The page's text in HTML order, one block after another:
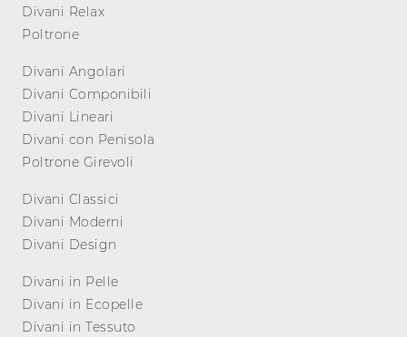
Divani Relax
Poltrone
Divani Angolari
Divani Componibili
Divani Lineari
Divani con Penisola
Poltrone Girevoli
Divani Classici
Divani Moderni
Divani Design
Divani in Pelle
Divani in Ecopelle
Divani in Tessuto